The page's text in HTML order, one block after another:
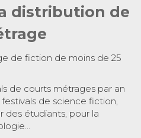
distribution de
de fiction de moins de 25
de courts métrages par an
de science fiction,
des étudiants, pour la